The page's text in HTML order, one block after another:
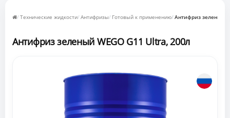
Технические жидкости Антифризы Готовый к применению Антифриз зеленый
Антифриз зеленый WEGO G11 Ultra, 200л